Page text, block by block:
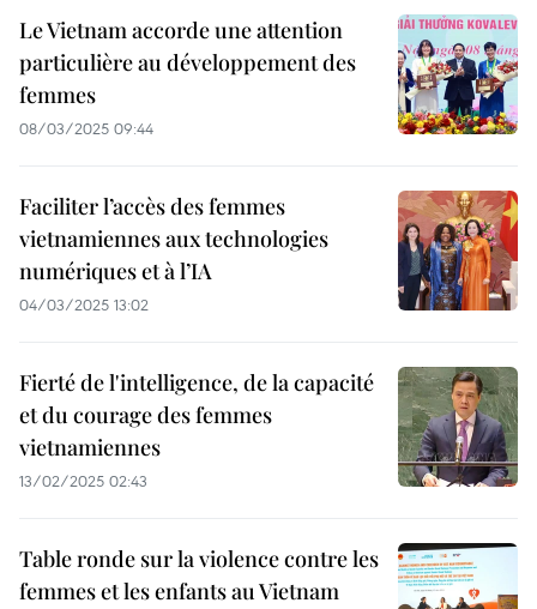
Le Vietnam accorde une attention
particulière au développement des
femmes
08/03/2025 09:44
Faciliter l’accès des femmes
vietnamiennes aux technologies
numériques et à l’IA
04/03/2025 13:02
Fierté de l'intelligence, de la capacité
et du courage des femmes
vietnamiennes
13/02/2025 02:43
Table ronde sur la violence contre les
femmes et les enfants au Vietnam